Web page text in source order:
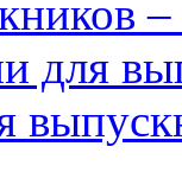
для